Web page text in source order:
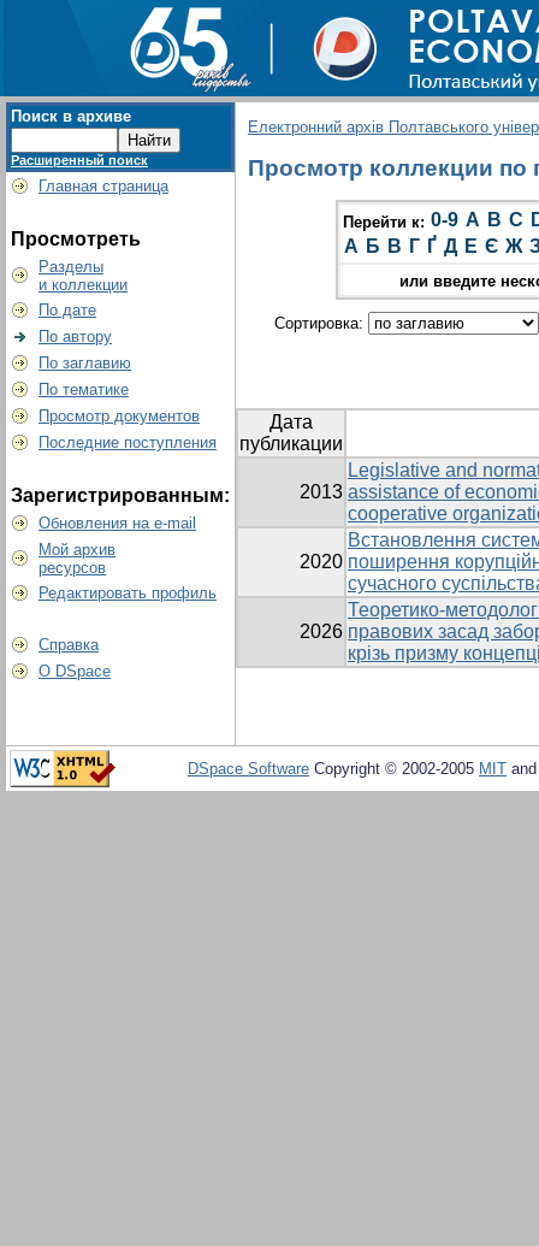
Поиск в архиве
Расширенный поиск
Главная страница
Просмотреть
Разделы
и коллекции
По дате
По автору
По заглавию
По тематике
Просмотр документов
Последние поступления
Зарегистрированным:
Обновления на e-mail
Мой архив
ресурсов
Редактировать профиль
Справка
О DSpace
Електронний архів Полтавського
Просмотр коллекции по
Перейти к: 0-9 A B C
А Б В Г Ґ Д Е Є Ж
или введите
Сортировка:
Дата
публикации
2013
Legislative and
assistance of
cooperative
2020
Встановлення
поширення
сучасного
2026
Теоретико-
правових засад
крізь призму
DSpace Software Copyright © 2002-2005 MIT